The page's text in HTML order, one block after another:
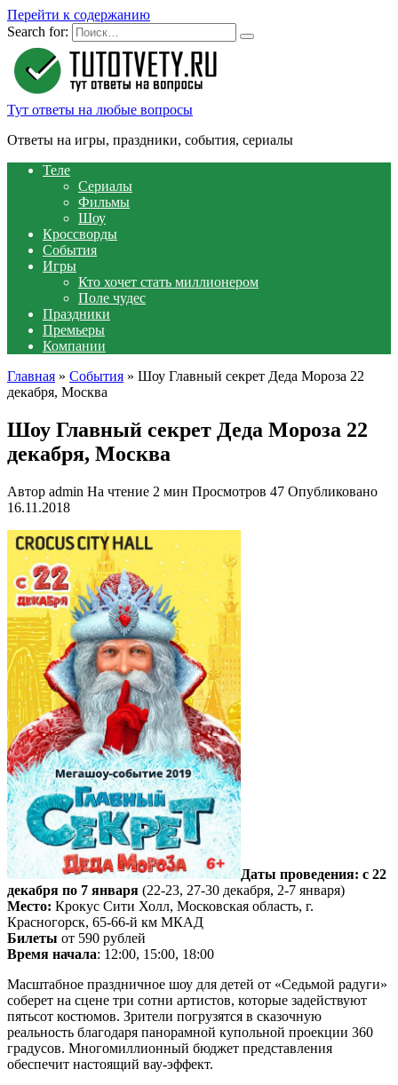
Перейти к содержанию
Search for:
Тут ответы на любые вопросы
Ответы на игры, праздники, события, сериалы
Теле
Сериалы
Фильмы
Шоу
Кроссворды
События
Игры
Кто хочет стать миллионером
Поле чудес
Праздники
Премьеры
Компании
Главная » События » Шоу Главный секрет Деда Мороза 22
декабря, Москва
Шоу Главный секрет Деда Мороза 22
декабря, Москва
Автор admin На чтение 2 мин Просмотров 47 Опубликовано
16.11.2018
Даты проведения: с 22
декабря по 7 января (22-23, 27-30 декабря, 2-7 января)
Место: Крокус Сити Холл, Московская область, г.
Красногорск, 65-66-й км МКАД
Билеты от 590 рублей
Время начала: 12:00, 15:00, 18:00
Масштабное праздничное шоу для детей от «Седьмой радуги»
соберет на сцене три сотни артистов, которые задействуют
пятьсот костюмов. Зрители погрузятся в сказочную
реальность благодаря панорамной купольной проекции 360
градусов. Многомиллионный бюджет представления
обеспечит настоящий вау-эффект.